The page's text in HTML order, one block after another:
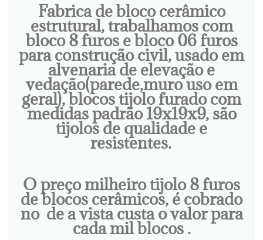
Fabrica de bloco cerâmico
estrutural, trabalhamos com
bloco 8 furos e bloco 06 furos
para construção civil, usado em
alvenaria de elevação e
vedação(parede,muro uso em
geral), blocos tijolo furado com
medidas padrão 19x19x9, são
tijolos de qualidade e
resistentes.
O preço milheiro tijolo 8 furos
de blocos cerâmicos, é cobrado
no de a vista custa o valor para
cada mil blocos .